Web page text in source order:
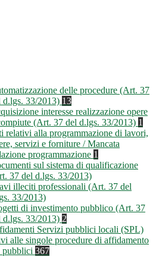
delle procedure (Art. 37
d.lgs. 33/2013) 13
interesse realizzazione opere
(Art. 37 del d.lgs. 33/2013) 1
relativi alla programmazione di lavori,
servizi e forniture / Mancata
programmazione 1
sul sistema di qualificazione
37 del d.lgs. 33/2013)
illeciti professionali (Art. 37 del
33/2013)
di investimento pubblico (Art. 37
d.lgs. 33/2013) 2
Servizi pubblici locali (SPL)
alle singole procedure di affidamento
pubblici 367